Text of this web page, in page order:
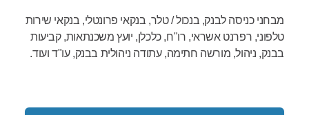
מבחני כניסה לבנק, בנכול / טלר, בנקאי פרונטלי, בנקאי שירות
טלפוני, רפרנט אשראי, רו"ח, כלכלן, יועץ משכנתאות, קביעות
בבנק, ניהול, מורשה חתימה, עתודה ניהולית בבנק, עו"ד ועוד.